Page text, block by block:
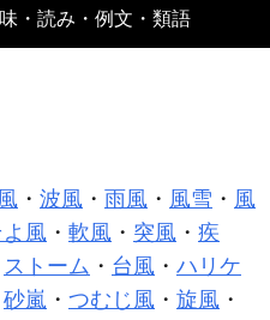
・読み・例文・類語
・ 波風 ・ 雨風 ・ 風雪 ・ 風
よ風 ・ 軟風 ・ 突風 ・ 疾
ストーム ・ 台風 ・ ハリケ
砂嵐 ・ つむじ風 ・ 旋風 ・